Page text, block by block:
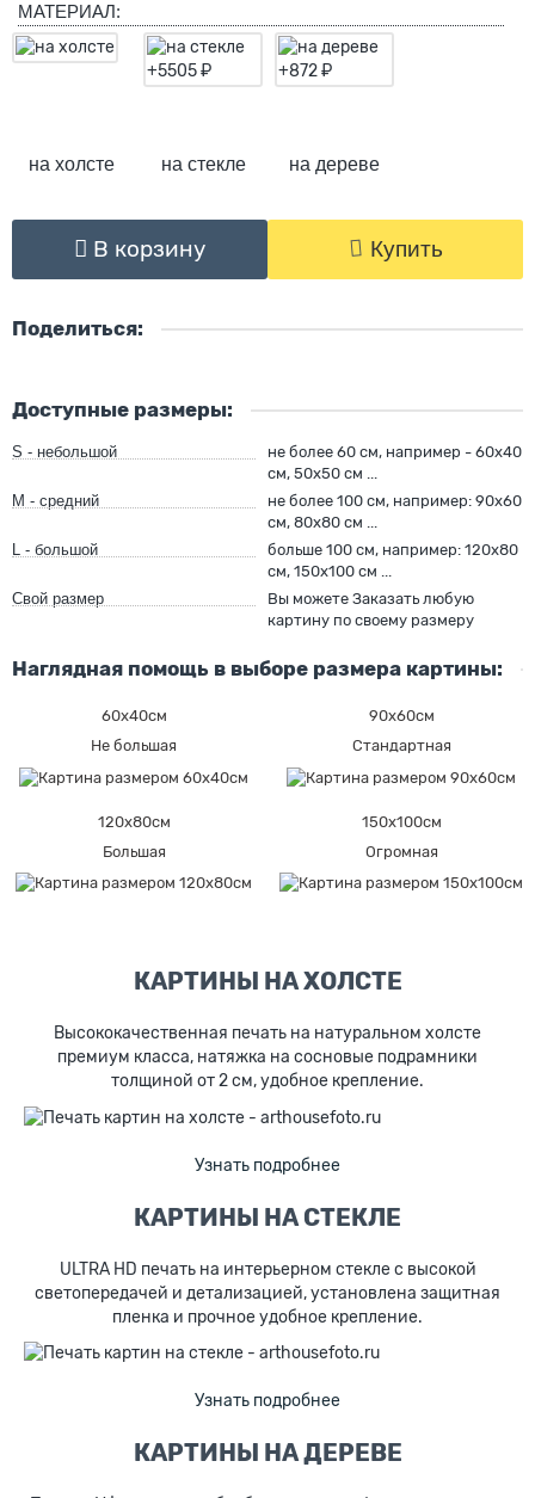
МАТЕРИАЛ:
на холсте на стекле на дереве
В корзину Купить
Поделиться:
Доступные размеры:
S - небольшой
не более 60 см, например - 60х40
см, 50х50 см ...
M - средний
не более 100 см, например: 90х60
см, 80х80 см ...
L - большой
больше 100 см, например: 120х80
см, 150х100 см ...
Свой размер
Вы можете Заказать любую
картину по своему размеру
Наглядная помощь в выборе размера картины:
60х40см
Не большая
90х60см
Стандартная
120х80см
Большая
150х100см
Огромная
КАРТИНЫ НА ХОЛСТЕ
Высококачественная печать на натуральном холсте
премиум класса, натяжка на сосновые подрамники
толщиной от 2 см, удобное крепление.
Узнать подробнее
КАРТИНЫ НА СТЕКЛЕ
ULTRA HD печать на интерьерном стекле с высокой
светопередачей и детализацией, установлена защитная
пленка и прочное удобное крепление.
Узнать подробнее
КАРТИНЫ НА ДЕРЕВЕ